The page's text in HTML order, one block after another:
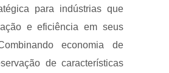
para indústrias que
e eficiência em seus
economia de
de características